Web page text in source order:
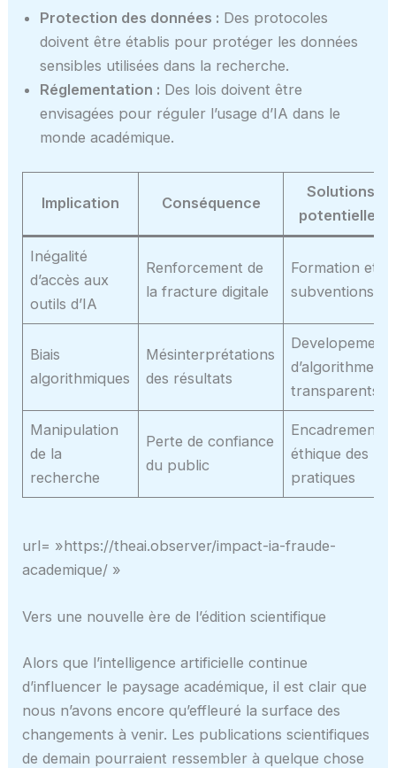
Protection des données : Des protocoles
doivent être établis pour protéger les données
sensibles utilisées dans la recherche.
Réglementation : Des lois doivent être
envisagées pour réguler l’usage d’IA dans le
monde académique.
Implication Conséquence
Solutions
potentielles
Inégalité
d’accès aux
outils d’IA
Renforcement de
la fracture digitale
Formation et
subventions
Biais
algorithmiques
Mésinterprétations
des résultats
Developement
d’algorithmes
transparents
Manipulation
de la
recherche
Perte de confiance
du public
Encadrement
éthique des
pratiques
url= »https://theai.observer/impact-ia-fraude-
academique/ »
Vers une nouvelle ère de l’édition scientifique
Alors que l’intelligence artificielle continue
d’influencer le paysage académique, il est clair que
nous n’avons encore qu’effleuré la surface des
changements à venir. Les publications scientifiques
de demain pourraient ressembler à quelque chose